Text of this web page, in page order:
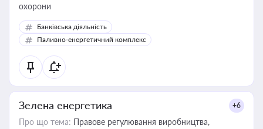
охорони
Банківська діяльність
Паливно-енергетичний комплекс
Зелена енергетика +6
Про що тема: Правове регулювання виробництва,